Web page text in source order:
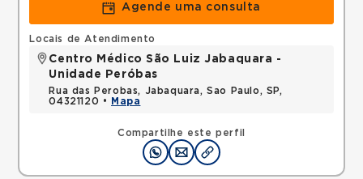
Agende uma consulta
Compartilhe este perfil
Locais de Atendimento
Centro Médico São Luiz Jabaquara -
Unidade Peróbas
Rua das Perobas, Jabaquara, Sao Paulo, SP,
04321120 •
Mapa